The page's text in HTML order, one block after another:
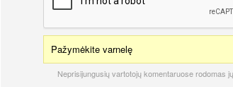
Pažymėkite varnelę
Neprisijungusių vartotojų komentaruose rodomas